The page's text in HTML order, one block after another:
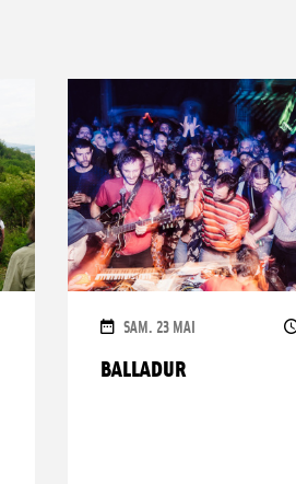
BALLADUR
DATES
SAM. 23 MAI